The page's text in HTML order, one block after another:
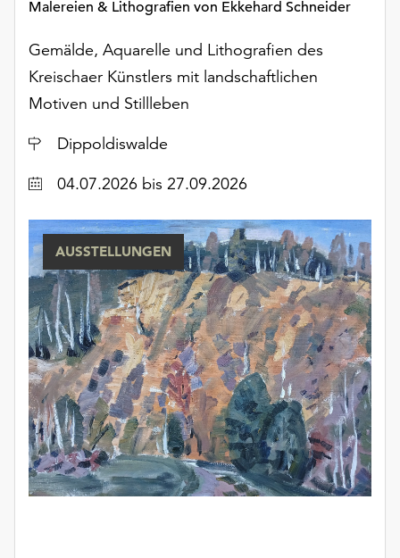
Schaltfläche
Weitere
finden
Sie
unserer
Datenschutzerklärung
oder
dem
Impressum
Malereien & Lithografien von Ekkehard Schneider
Gemälde, Aquarelle und Lithografien des
Kreischaer Künstlers mit landschaftlichen
Motiven und Stillleben
Ort
Dippoldiswalde
Datum04.07.2026 bis 27.09.2026
AUSSTELLUNGEN